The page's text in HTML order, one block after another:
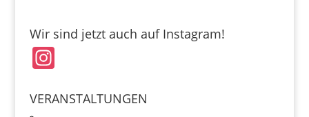
c
e
b
o
ai
l
at
p
Wir sind jetzt auch auf Instagram!
In
a
VERANSTALTUNGEN